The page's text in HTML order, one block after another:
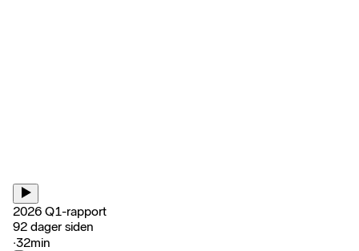
2026 Q1-rapport
92 dager siden
‧32min